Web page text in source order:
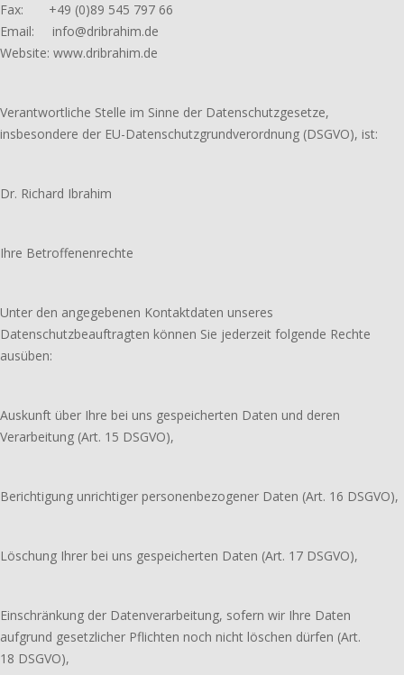
Fax: +49 (0)89 545 797 66
Email: info@dribrahim.de
Website: www.dribrahim.de
Verantwortliche Stelle im Sinne der Datenschutzgesetze,
insbesondere der EU-Datenschutzgrundverordnung (DSGVO), ist:
Dr. Richard Ibrahim
Ihre Betroffenenrechte
Unter den angegebenen Kontaktdaten unseres
Datenschutzbeauftragten können Sie jederzeit folgende Rechte
ausüben:
Auskunft über Ihre bei uns gespeicherten Daten und deren
Verarbeitung (Art. 15 DSGVO),
Berichtigung unrichtiger personenbezogener Daten (Art. 16 DSGVO),
Löschung Ihrer bei uns gespeicherten Daten (Art. 17 DSGVO),
Einschränkung der Datenverarbeitung, sofern wir Ihre Daten
aufgrund gesetzlicher Pflichten noch nicht löschen dürfen (Art.
18 DSGVO),